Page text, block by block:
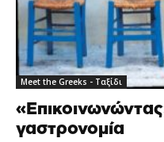
Meet the Greeks - Ταξίδι
γαστρονομία